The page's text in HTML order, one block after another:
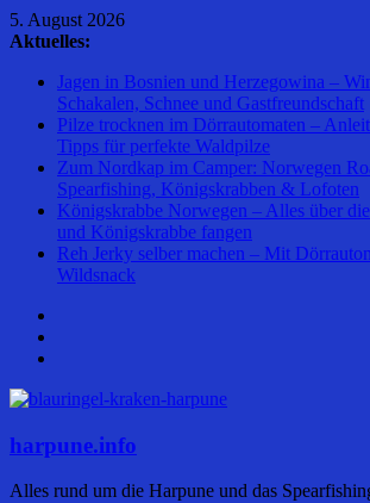
Zum
Inhalt
5. August 2026
Aktuelles:
Jagen in Bosnien und Herzegowina –
Schakalen, Schnee und Gastfreundschaft
Pilze trocknen im Dörrautomaten –
Tipps für perfekte Waldpilze
Zum Nordkap im Camper: Norwegen
Spearfishing, Königskrabben & Lofoten
Königskrabbe Norwegen – Alles über
und Königskrabbe fangen
Reh Jerky selber machen – Mit
Wildsnack
harpune.info
Alles rund um die Harpune und das